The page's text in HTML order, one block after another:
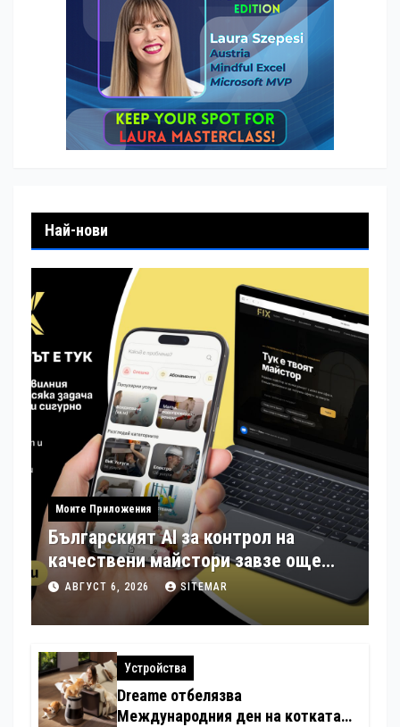
Най-нови
Моите Приложения
Българският AI за контрол на
качествени майстори завзе още
шест страни в Европа
АВГУСТ 6, 2026 SITEMAR
Устройства
Dreame отбелязва
Международния ден на котката